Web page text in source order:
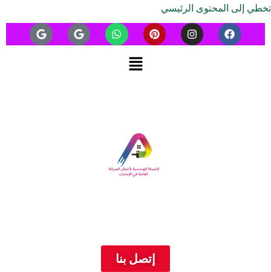
تخطي إلى المحتوى الرئيسي
إتصل بنا